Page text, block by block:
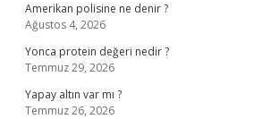
Amerikan polisine ne denir ?
Ağustos 4, 2026
Yonca protein değeri nedir ?
Temmuz 29, 2026
Yapay altın var mı ?
Temmuz 26, 2026